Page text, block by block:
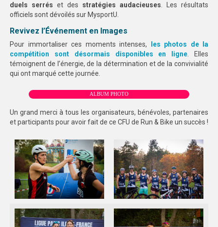
duels serrés et des stratégies audacieuses. Les résultats
officiels sont dévoilés sur MysportU.
Revivez l’Événement en Images
Pour immortaliser ces moments intenses,
les photos de la
compétition sont désormais disponibles en ligne . Elles
témoignent de l’énergie, de la détermination et de la convivialité
qui ont marqué cette journée.
ALBUM PHOTO
Un grand merci à tous les organisateurs, bénévoles, partenaires
et participants pour avoir fait de ce CFU de Run & Bike un succès !